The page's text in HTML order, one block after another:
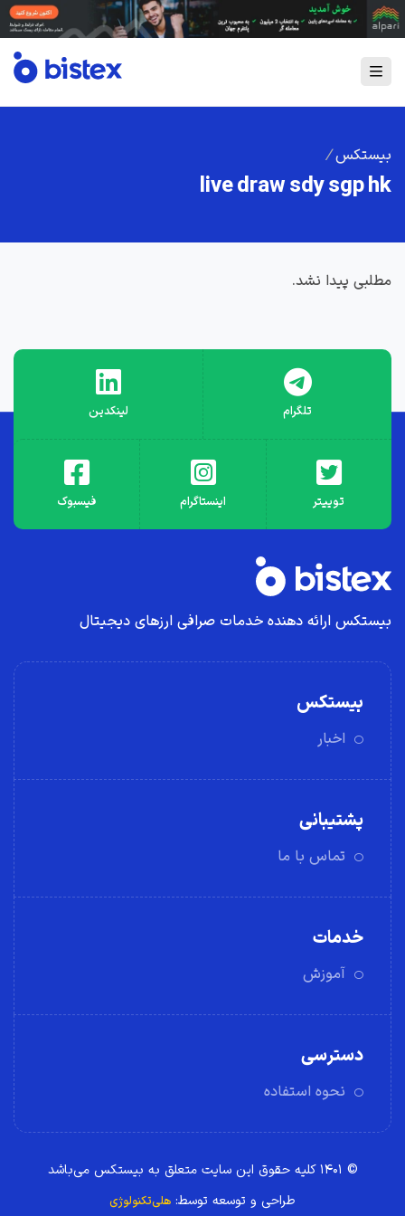
بیستکس /
live draw sdy sgp hk
مطلبی پیدا نشد.
تلگرام لینکدین
توییتر اینستاگرام فیسبوک
بیستکس ارائه دهنده خدمات صرافی ارز‌های دیجیتال
بیستکس
اخبار
پشتیبانی
تماس با ما
خدمات
آموزش
دسترسی
نحوه استفاده
© ۱۴۰۱ کلیه حقوق این سایت متعلق به بیستکس می‌باشد
طراحی و توسعه توسط: هلی‌تکنولوژی